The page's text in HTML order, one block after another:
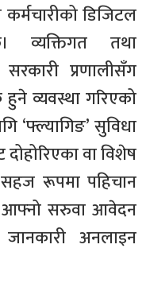
डिजिटल
व्यक्तिगत तथा
प्रणालीसँग
व्यवस्था गरिएको
‘फ्ल्यागिङ’ सुविधा
वा विशेष
रूपमा पहिचान
आफ्नो सरुवा आवेदन
अनलाइन